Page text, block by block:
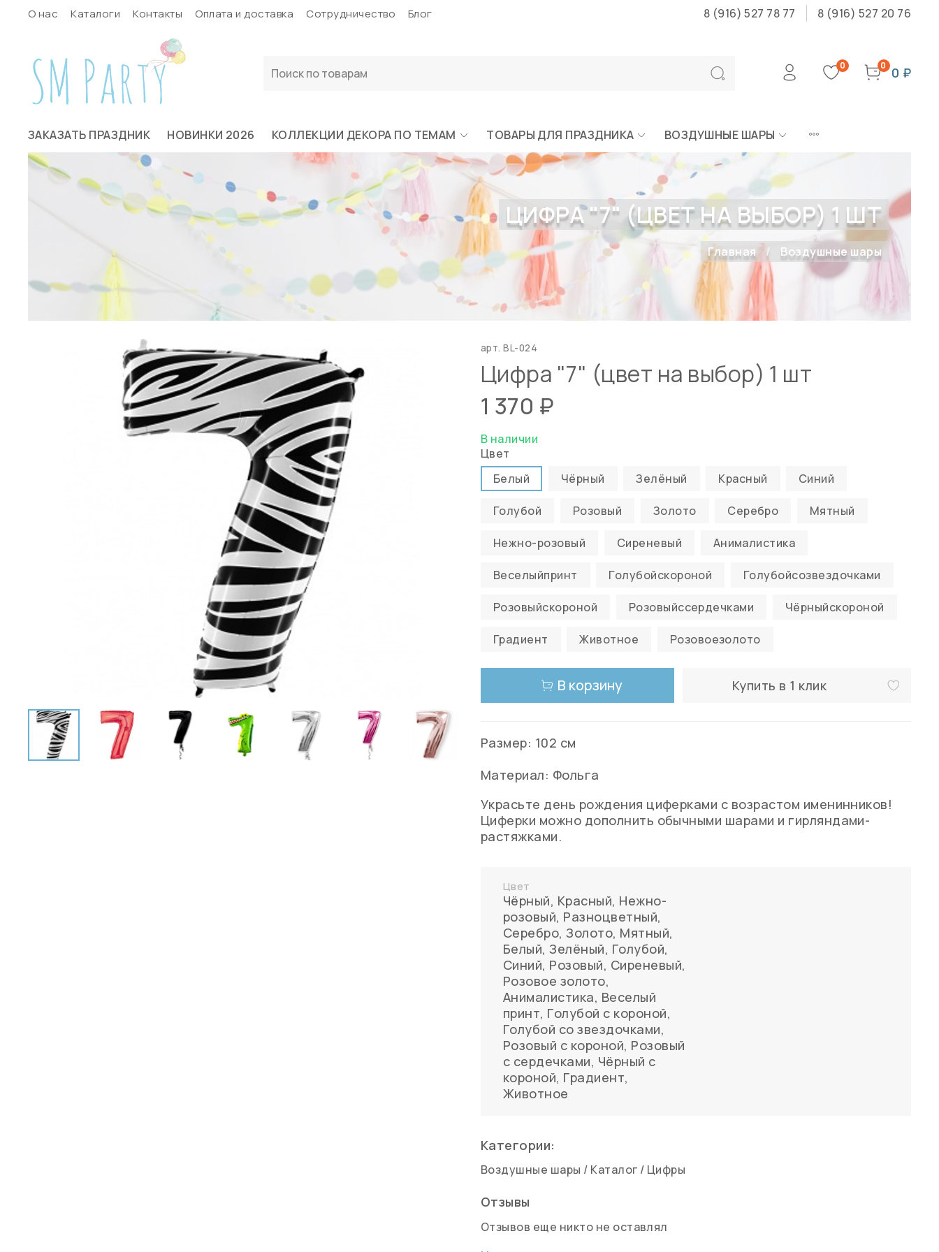
О нас Каталоги Контакты Оплата и доставка Сотрудничество Блог 8 (916) 527 78 77 8 (916) 527 20 76
0 0 0 ₽
ЗАКАЗАТЬ ПРАЗДНИК НОВИНКИ 2026 КОЛЛЕКЦИИ ДЕКОРА ПО ТЕМАМ ТОВАРЫ ДЛЯ ПРАЗДНИКА ВОЗДУШНЫЕ ШАРЫ
ЦИФРА "7" (ЦВЕТ НА ВЫБОР) 1 ШТ
Главная Воздушные шары
арт.BL-024
Цифра "7" (цвет на выбор) 1 шт
1 370 ₽
В наличии
Цвет
Белый
Чёрный Зелёный Красный Синий
Голубой Розовый Золото Серебро Мятный
Нежно-розовый Сиреневый Анималистика
Веселыйпринт Голубойскороной Голубойсозвездочками
Розовыйскороной Розовыйссердечками Чёрныйскороной
Градиент Животное Розовоезолото
В корзину Купить в 1 клик
Размер: 102 см
Материал: Фольга
Украсьте день рождения циферками с возрастом именинников!
Циферки можно дополнить обычными шарами и гирляндами-
растяжками.
Цвет
Чёрный, Красный, Нежно-
розовый, Разноцветный,
Серебро,Золото, Мятный,
Белый,Зелёный, Голубой,
Синий, Розовый, Сиреневый,
Розовое золото,
Анималистика, Веселый
принт, Голубой с короной,
Голубой со звездочками,
Розовый с короной, Розовый
с сердечками, Чёрный с
короной, Градиент,
Животное
Категории:
Воздушные шары / Каталог / Цифры
Отзывы
Отзывов еще никто не оставлял